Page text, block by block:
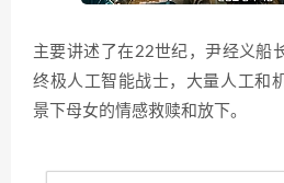
主要讲述了在22世纪，尹经义船
终极人工智能战士，大量人工和
景下母女的情感救赎和放下。